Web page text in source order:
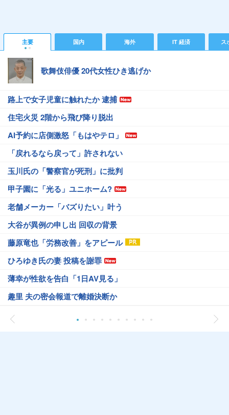
主要 国内 海外 IT 経済 ス
歌舞伎俳優 20代女性ひき逃げか
路上で女子児童に触れたか 逮捕
住宅火災 2階から飛び降り脱出
AI予約に店側激怒「もはやテロ」
「戻れるなら戻って」許されない
玉川氏の「警察官が死刑」に批判
甲子園に「光る」ユニホーム?
老舗メーカー「バズりたい」叶う
大谷が異例の申し出 回収の背景
藤原竜也「労務改善」をアピール
ひろゆき氏の妻 投稿を謝罪
薄幸が性欲を告白「1日AV見る」
趣里 夫の密会報道で離婚決断か